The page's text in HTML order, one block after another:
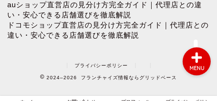
auショップ直営店の見分け方完全ガイド｜代理店との違
い・安心できる店舗選びを徹底解説
ドコモショップ直営店の見分け方完全ガイド｜代理店との
違い・安心できる店舗選びを徹底解説
プライバシーポリシー
2024–2026 フランチャイズ情報ならグリッドベース
MENU
プライバシーポリシー